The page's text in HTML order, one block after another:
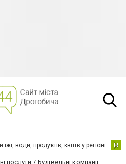
води, продуктів, квітів у регіоні Н
послуги Будівельні компанії